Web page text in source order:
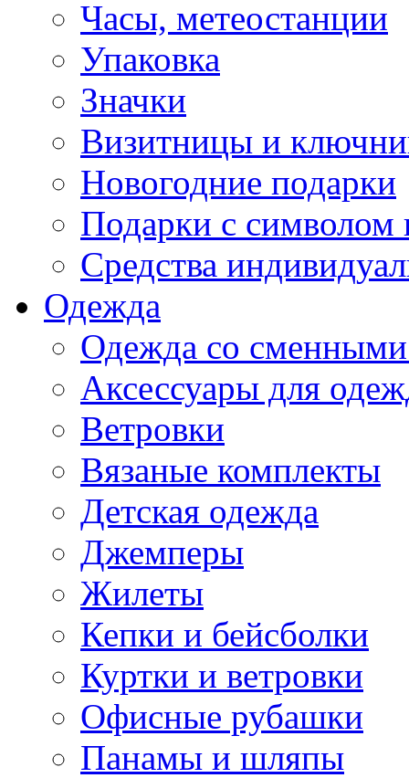
Часы, метеостанции
Упаковка
Значки
Визитницы и
Новогодние подарки
Подарки с символом
Средства
Одежда
Одежда со сменными
Аксессуары для
Ветровки
Вязаные комплекты
Детская одежда
Джемперы
Жилеты
Кепки и бейсболки
Куртки и ветровки
Офисные рубашки
Панамы и шляпы